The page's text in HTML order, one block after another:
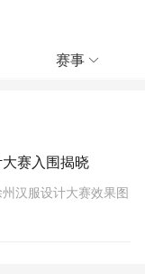
赛事 
大赛入围揭晓
州汉服设计大赛效果图